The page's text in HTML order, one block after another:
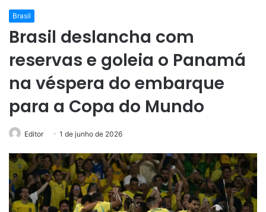
Brasil
Brasil deslancha com
reservas e goleia o Panamá
na véspera do embarque
para a Copa do Mundo
Editor 1 de junho de 2026